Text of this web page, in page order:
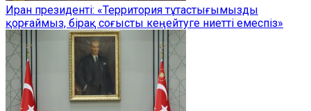
Иран президенті: «Территория тұтастығымызды
қорғаймыз, бірақ соғысты кеңейтуге ниетті емеспіз»